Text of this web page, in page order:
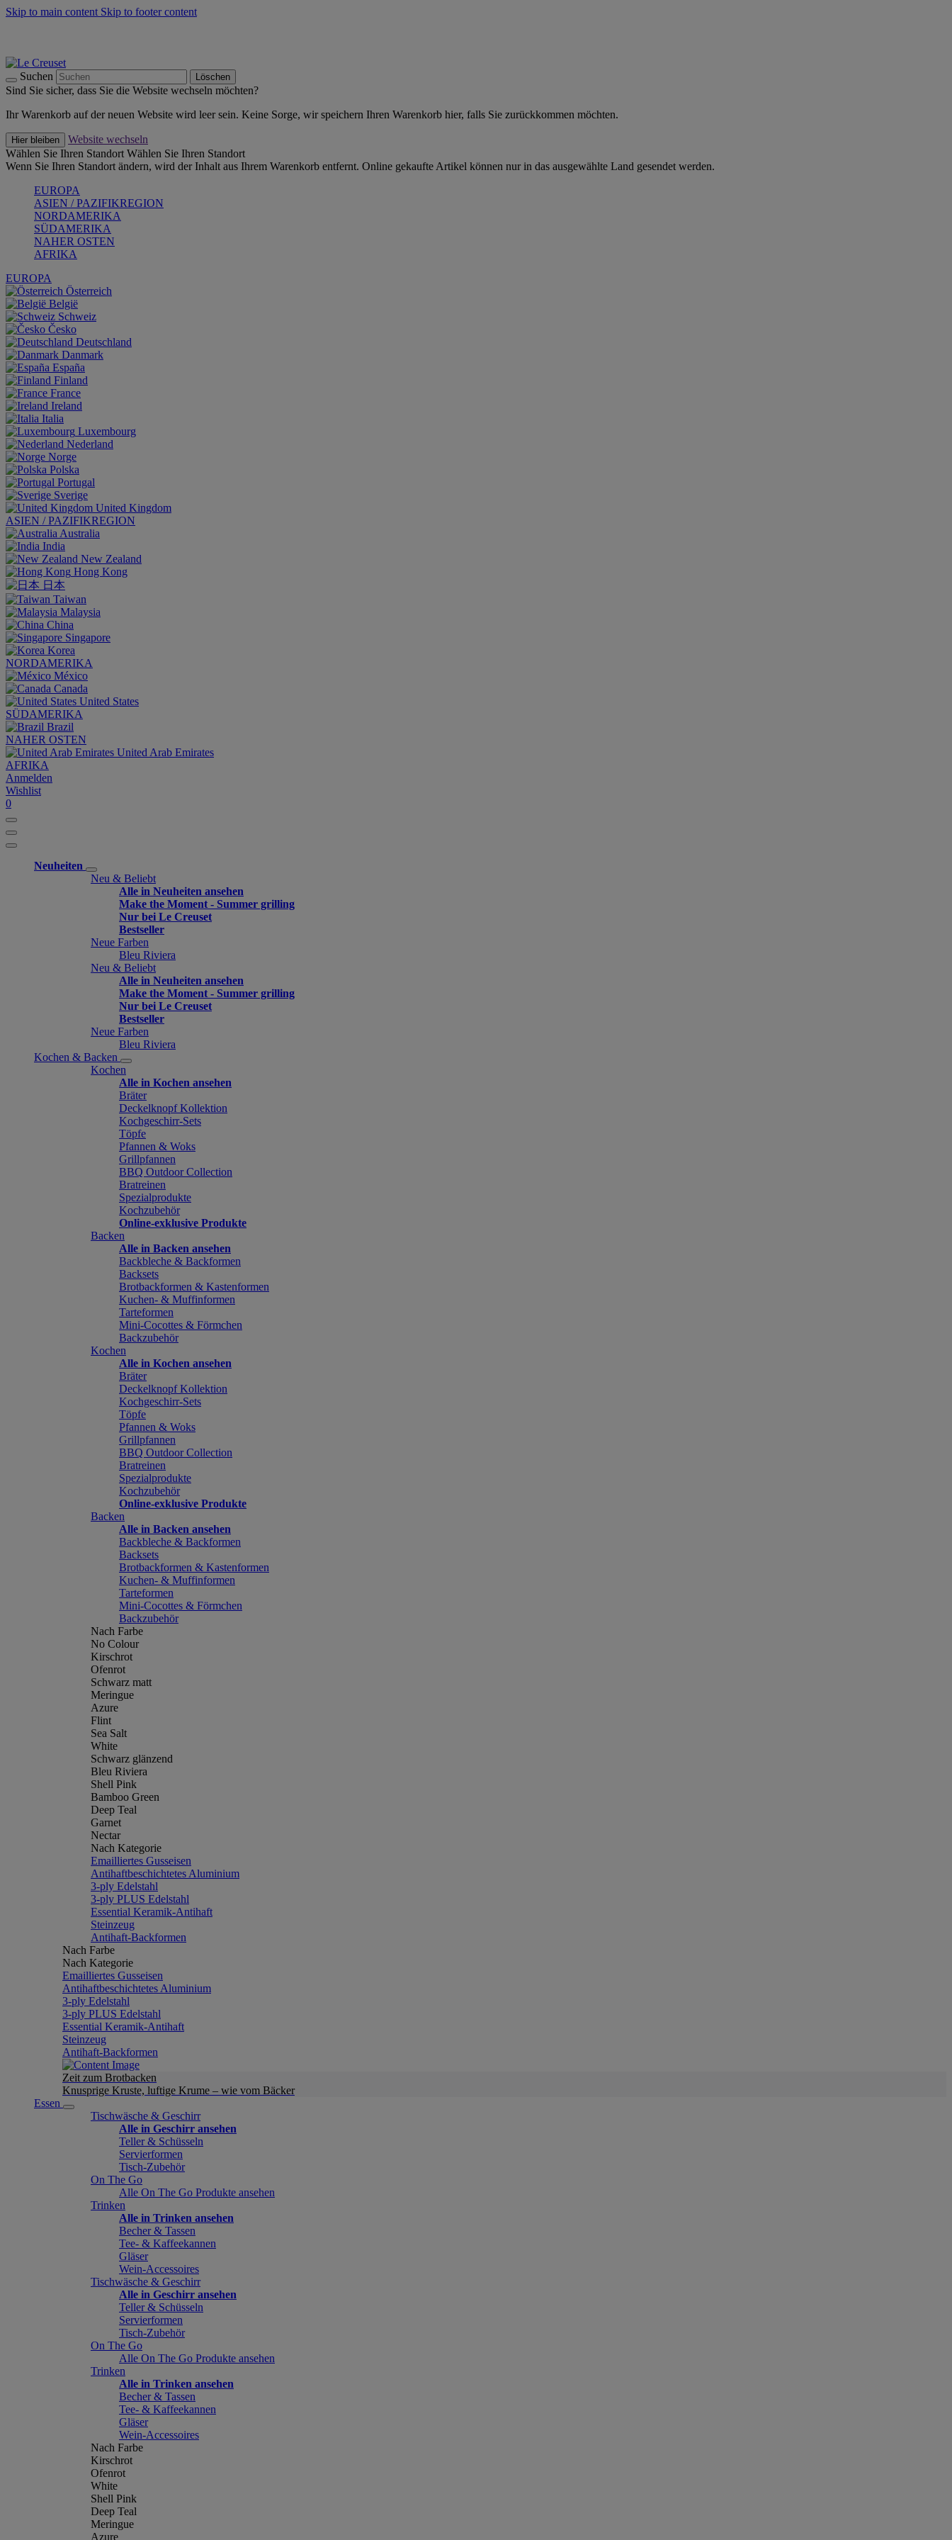
Skip to main content Skip to footer content
Suchen Löschen
Sind Sie sicher, dass Sie die Website wechseln möchten?
Ihr Warenkorb auf der neuen Website wird leer sein. Keine Sorge, wir speichern Ihren Warenkorb hier, falls Sie zurückkommen möchten.
Hier bleiben
Website wechseln
Wählen Sie Ihren Standort Wählen Sie Ihren Standort
Wenn Sie Ihren Standort ändern, wird der Inhalt aus Ihrem Warenkorb entfernt. Online gekaufte Artikel können nur in das ausgewählte Land gesendet werden.
EUROPA
ASIEN / PAZIFIKREGION
NORDAMERIKA
SÜDAMERIKA
NAHER OSTEN
AFRIKA
EUROPA
Österreich
België
Schweiz
Česko
Deutschland
Danmark
España
Finland
France
Ireland
Italia
Luxembourg
Nederland
Norge
Polska
Portugal
Sverige
United Kingdom
ASIEN / PAZIFIKREGION
Australia
India
New Zealand
Hong Kong
日本
Taiwan
Malaysia
China
Singapore
Korea
NORDAMERIKA
México
Canada
United States
SÜDAMERIKA
Brazil
NAHER OSTEN
United Arab Emirates
AFRIKA
Anmelden
Wishlist
0
Neuheiten
Neu & Beliebt
Alle in Neuheiten ansehen
Make the Moment - Summer grilling
Nur bei Le Creuset
Bestseller
Neue Farben
Bleu Riviera
Neu & Beliebt
Alle in Neuheiten ansehen
Make the Moment - Summer grilling
Nur bei Le Creuset
Bestseller
Neue Farben
Bleu Riviera
Kochen & Backen
Kochen
Alle in Kochen ansehen
Bräter
Deckelknopf Kollektion
Kochgeschirr-Sets
Töpfe
Pfannen & Woks
Grillpfannen
BBQ Outdoor Collection
Bratreinen
Spezialprodukte
Kochzubehör
Online-exklusive Produkte
Backen
Alle in Backen ansehen
Backbleche & Backformen
Backsets
Brotbackformen & Kastenformen
Kuchen- & Muffinformen
Tarteformen
Mini-Cocottes & Förmchen
Backzubehör
Kochen
Alle in Kochen ansehen
Bräter
Deckelknopf Kollektion
Kochgeschirr-Sets
Töpfe
Pfannen & Woks
Grillpfannen
BBQ Outdoor Collection
Bratreinen
Spezialprodukte
Kochzubehör
Online-exklusive Produkte
Backen
Alle in Backen ansehen
Backbleche & Backformen
Backsets
Brotbackformen & Kastenformen
Kuchen- & Muffinformen
Tarteformen
Mini-Cocottes & Förmchen
Backzubehör
Nach Farbe
No Colour
Kirschrot
Ofenrot
Schwarz matt
Meringue
Azure
Flint
Sea Salt
White
Schwarz glänzend
Bleu Riviera
Shell Pink
Bamboo Green
Deep Teal
Garnet
Nectar
Nach Kategorie
Emailliertes Gusseisen
Antihaftbeschichtetes Aluminium
3-ply Edelstahl
3-ply PLUS Edelstahl
Essential Keramik-Antihaft
Steinzeug
Antihaft-Backformen
Nach Farbe
Nach Kategorie
Emailliertes Gusseisen
Antihaftbeschichtetes Aluminium
3-ply Edelstahl
3-ply PLUS Edelstahl
Essential Keramik-Antihaft
Steinzeug
Antihaft-Backformen
Zeit zum Brotbacken
Knusprige Kruste, luftige Krume – wie vom Bäcker
Essen
Tischwäsche & Geschirr
Alle in Geschirr ansehen
Teller & Schüsseln
Servierformen
Tisch-Zubehör
On The Go
Alle On The Go Produkte ansehen
Trinken
Alle in Trinken ansehen
Becher & Tassen
Tee- & Kaffeekannen
Gläser
Wein-Accessoires
Tischwäsche & Geschirr
Alle in Geschirr ansehen
Teller & Schüsseln
Servierformen
Tisch-Zubehör
On The Go
Alle On The Go Produkte ansehen
Trinken
Alle in Trinken ansehen
Becher & Tassen
Tee- & Kaffeekannen
Gläser
Wein-Accessoires
Nach Farbe
Kirschrot
Ofenrot
White
Shell Pink
Deep Teal
Meringue
Azure